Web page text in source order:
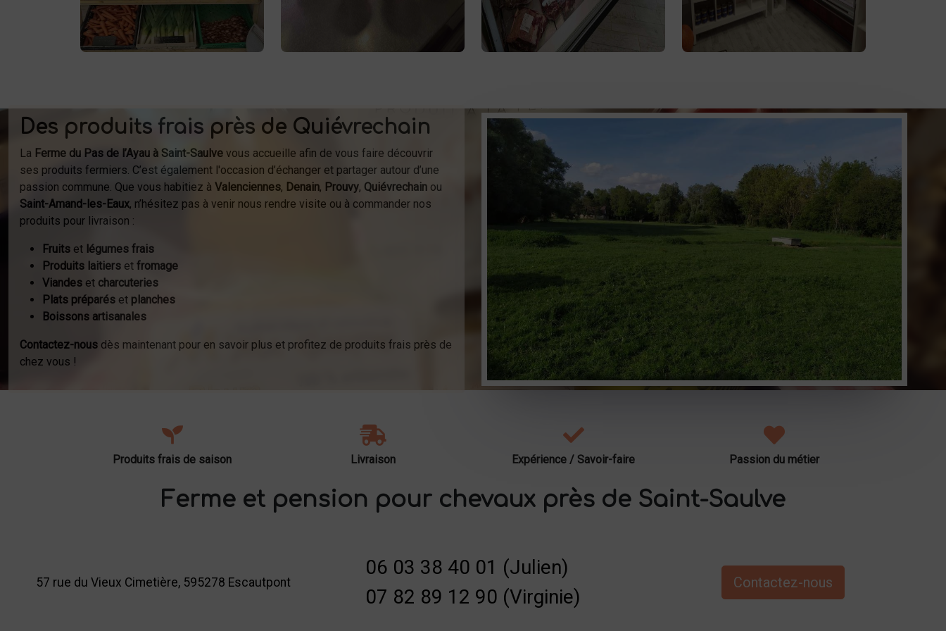
Vente directe à la ferme ou
livraison à domicile.
garantie.
viande à Saint-Saulve
sur place
ou à la livraison.
attendent. Profitez de la vente
produits d'épicerie
à
la ferme ou de notre service de
Des produits frais près de Quiévrechain
La Ferme du Pas de l’Ayau à Saint-Saulve vous accueille afin de vous faire découvrir
ses produits fermiers. C’est également l'occasion d’échanger et partager autour d’une
passion commune. Que vous habitiez à Valenciennes, Denain, Prouvy, Quiévrechain ou
Saint-Amand-les-Eaux, n’hésitez pas à venir nous rendre visite ou à commander nos
produits pour livraison :
Fruits et légumes frais
Produits laitiers et fromage
Viandes et charcuteries
Plats préparés et planches
Boissons artisanales
Contactez-nous dès maintenant pour en savoir plus et profitez de produits frais près de
chez vous !
Produits frais de saison Livraison Expérience / Savoir-faire Passion du métier
Ferme et pension pour chevaux près de Saint-Saulve
57 rue du Vieux Cimetière, 595278 Escautpont
06 03 38 40 01 (Julien)
07 82 89 12 90 (Virginie)
Contactez-nous